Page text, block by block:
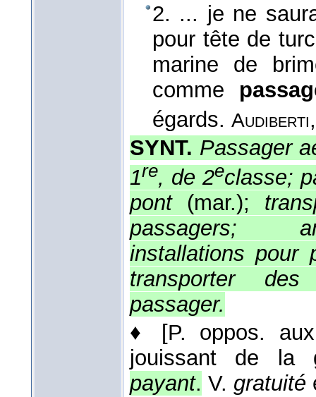
2. ... je ne
pour tête de
marine de
comme
égards. Audiberti
SYNT. Passager
1re, de 2eclasse;
pont(mar.);
passagers;
installations pour
transporter
passager.
♦
[P. oppos.
jouissant de la
payant. V. gratuité